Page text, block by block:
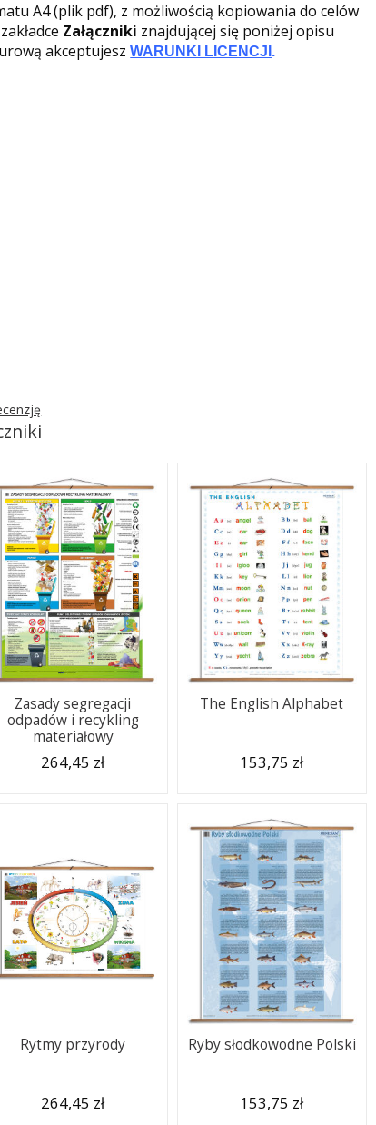
A4 (plik pdf), z możliwością kopiowania do celów
Załączniki znajdującej się poniżej opisu
akceptujeszWARUNKI LICENCJI .
Zasady segregacji
odpadów i recykling
materiałowy
264,45 zł
The English Alphabet
153,75 zł
Rytmy przyrody
264,45 zł
Ryby słodkowodne Polski
153,75 zł